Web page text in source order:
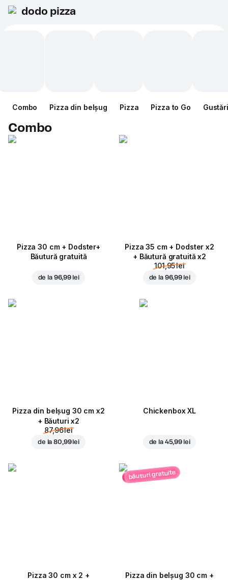
dodo pizza
Combo Pizza din belșug Pizza Pizza to Go Gustări
Combo
Pizza 30 cm + Dodster+
Băutură gratuită
de la 96,99 lei
Pizza 35 cm + Dodster x2
+ Băutură gratuită x2
101,95 lei
de la 96,99 lei
Pizza din belșug 30 cm x2
+ Băuturi x2
87,96 lei
de la80,99 lei
Chickenbox XL
de la 45,99 lei
Pizza 30 cm x 2 +
băuturi gratuite
Pizza din belșug 30 cm +